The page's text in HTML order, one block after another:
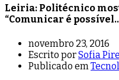
Leiria: Politécnico
“Comunicar é
novembro 23, 2016
Escrito porSofia
Publicado em